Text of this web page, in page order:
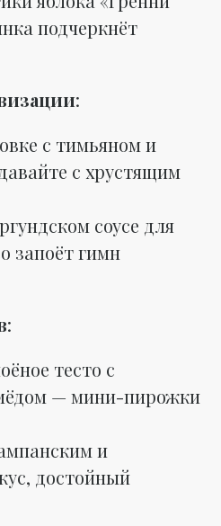
подчеркнёт
:
с тимьяном и
с хрустящим
соусе для
запоёт гимн
:
тесто с
— мини-пирожки
и
достойный